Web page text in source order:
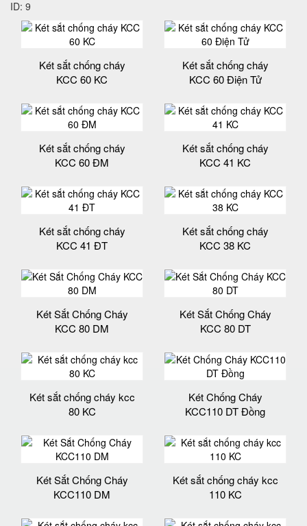
ID: 9
Két sắt chống cháy
KCC 60 KC
Két sắt chống cháy
KCC 60 Điện Tử
Két sắt chống cháy
KCC 60 ĐM
Két sắt chống cháy
KCC 41 KC
Két sắt chống cháy
KCC 41 ĐT
Két sắt chống cháy
KCC 38 KC
Két Sắt Chống Cháy
KCC 80 DM
Két Sắt Chống Cháy
KCC 80 DT
Két sắt chống cháy kcc
80 KC
Két Chống Cháy
KCC110 DT Đồng
Két Sắt Chống Cháy
KCC110 DM
Két sắt chống cháy kcc
110 KC